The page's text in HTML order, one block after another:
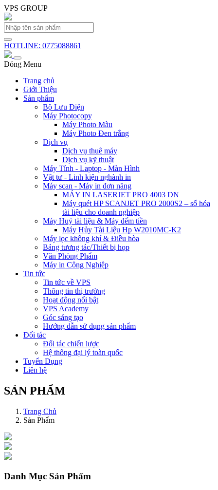
VPS GROUP
HOTLINE: 0775088861
Đóng Menu
Trang chủ
Giới Thiệu
Sản phẩm
Bộ Lưu Điện
Máy Photocopy
Máy Photo Màu
Máy Photo Đen trắng
Dịch vụ
Dịch vụ thuê máy
Dịch vụ kỹ thuật
Máy Tính - Laptop - Màn Hình
Vật tư - Linh kiện nghành in
Máy scan - Máy in đơn năng
MÁY IN LASERJET PRO 4003 DN
Máy quét HP SCANJET PRO 2000S2 – số hóa
tài liệu cho doanh nghiệp
Máy Huỷ tài liệu & Máy đếm tiền
Máy Hủy Tài Liệu Hp W2010MC-K2
Máy lọc không khí & Điều hòa
Bảng tương tác/Thiết bị họp
Văn Phòng Phẩm
Máy in Công Nghiệp
Tin tức
Tin tức về VPS
Thông tin thị trường
Hoạt động nổi bật
VPS Academy
Góc sáng tạo
Hướng dẫn sử dụng sản phẩm
Đối tác
Đối tác chiến lược
Hệ thống đại lý toàn quốc
Tuyển Dụng
Liên hệ
SẢN PHẨM
Trang Chủ
Sản Phẩm
Danh Mục Sản Phẩm